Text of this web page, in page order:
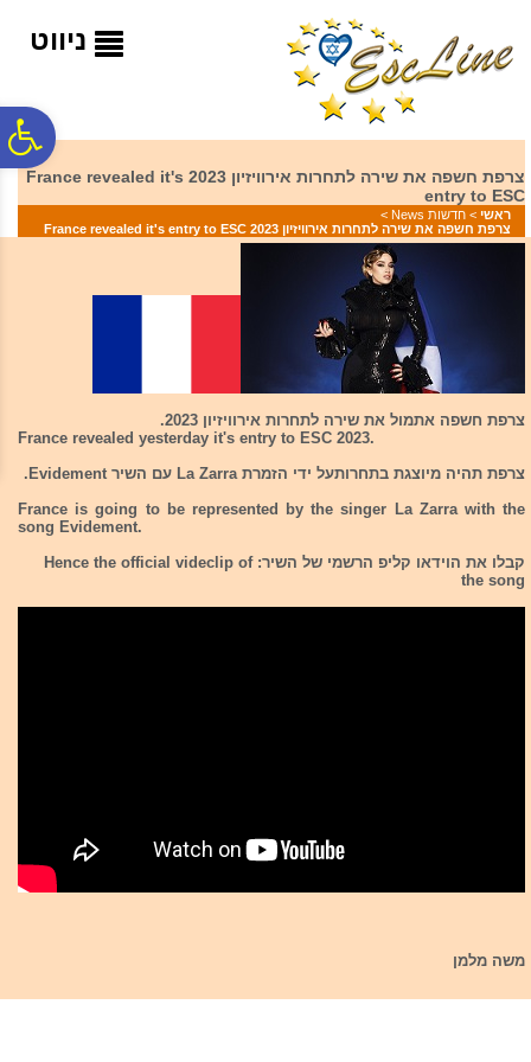
המרכזי
ניווט
צרפת חשפה את שירה לתחרות אירוויזיון 2023 France revealed it's
entry to ESC
ראשי > חדשות News
>
צרפת חשפה את שירה לתחרות אירוויזיון 2023 France revealed it's entry to ESC
צרפת חשפה אתמול את שירה לתחרות אירוויזיון 2023.
France revealed yesterday it's entry to ESC 2023.
צרפת תהיה מיוצגת בתחרותעל ידי הזמרת La Zarra עם השיר Evidement.
France is going to be represented by the singer La Zarra with the
song Evidement.
קבלו את הוידאו קליפ הרשמי של השיר: Hence the official videclip of
the song
משה מלמן